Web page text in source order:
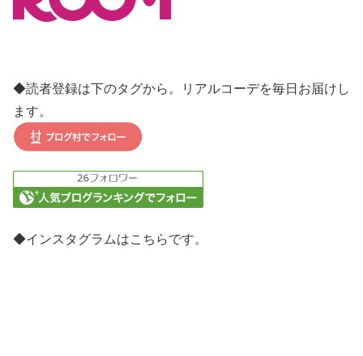
◆読者登録は下のタグから。リアルコーデを毎日お届けし
ます。
◆インスタグラムはこちらです。